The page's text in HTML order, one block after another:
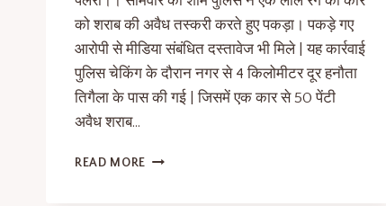
को शराब की अवैध तस्करी करते हुए पकड़ा। पकड़े गए
आरोपी से मीडिया संबंधित दस्तावेज भी मिले | यह कार्रवाई
पुलिस चेकिंग के दौरान नगर से 4 किलोमीटर दूर हनौता
तिगैला के पास की गई | जिसमें एक कार से 50 पेंटी
अवैध शराब…
READ MORE